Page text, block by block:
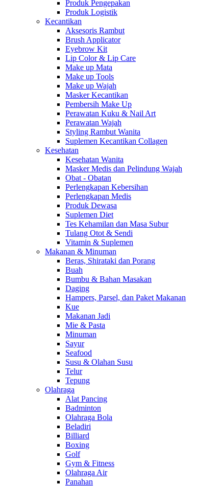
Produk Pengepakan
Produk Logistik
Kecantikan
Aksesoris Rambut
Brush Applicator
Eyebrow Kit
Lip Color & Lip Care
Make up Mata
Make up Tools
Make up Wajah
Masker Kecantikan
Pembersih Make Up
Perawatan Kuku & Nail Art
Perawatan Wajah
Styling Rambut Wanita
Suplemen Kecantikan Collagen
Kesehatan
Kesehatan Wanita
Masker Medis dan Pelindung Wajah
Obat - Obatan
Perlengkapan Kebersihan
Perlengkapan Medis
Produk Dewasa
Suplemen Diet
Tes Kehamilan dan Masa Subur
Tulang Otot & Sendi
Vitamin & Suplemen
Makanan & Minuman
Beras, Shirataki dan Porang
Buah
Bumbu & Bahan Masakan
Daging
Hampers, Parsel, dan Paket Makanan
Kue
Makanan Jadi
Mie & Pasta
Minuman
Sayur
Seafood
Susu & Olahan Susu
Telur
Tepung
Olahraga
Alat Pancing
Badminton
Olahraga Bola
Beladiri
Billiard
Boxing
Golf
Gym & Fitness
Olahraga Air
Panahan